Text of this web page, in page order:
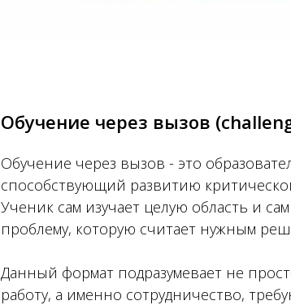
Обучение через вызов
Обучение через вызов - это
способствующий развитию
Ученик сам изучает целую область и
проблему, которую считает нужным
Данный формат подразумевает не
работу, а именно сотрудничество,